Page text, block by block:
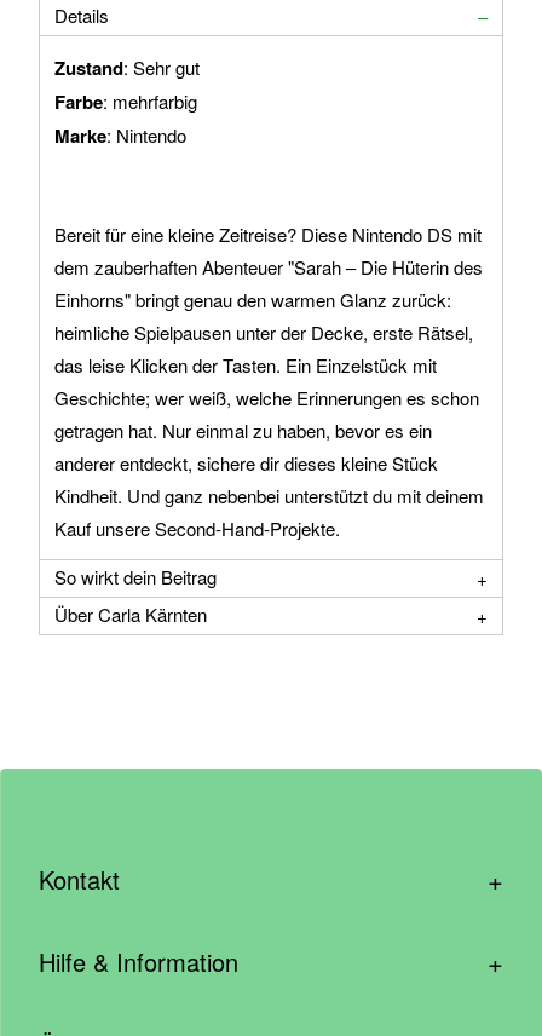
Details
Zustand: Sehr gut
Farbe: mehrfarbig
Marke: Nintendo
Bereit für eine kleine Zeitreise? Diese Nintendo DS mit
dem zauberhaften Abenteuer "Sarah – Die Hüterin des
Einhorns" bringt genau den warmen Glanz zurück:
heimliche Spielpausen unter der Decke, erste Rätsel,
das leise Klicken der Tasten. Ein Einzelstück mit
Geschichte; wer weiß, welche Erinnerungen es schon
getragen hat. Nur einmal zu haben, bevor es ein
anderer entdeckt, sichere dir dieses kleine Stück
Kindheit. Und ganz nebenbei unterstützt du mit deinem
Kauf unsere Second‑Hand‑Projekte.
So wirkt dein Beitrag
Über Carla Kärnten
Kontakt +
Kontaktformular
Hilfe & Information +